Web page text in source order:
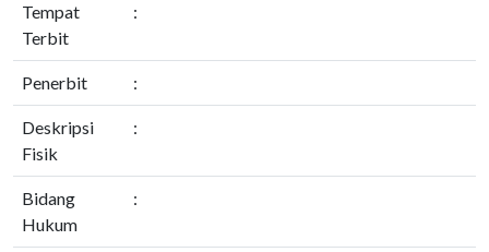
Tempat
Terbit
:
Penerbit :
Deskripsi
Fisik
:
Bidang
Hukum
: